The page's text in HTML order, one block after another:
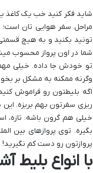
شاید فکر کنید خب یک کاغذ
مراحل سفر هوایی تان است؛
تونید بکنید و به هیچ
شما در اون پرواز محسوب
تو خودش جا داده. خیلی
وگرنه ممکنه به مشکل بر
اگه بلیطتون رو فراموش
ریزی سفرتون بهم بریزه.
خیلی هم گرون باشه. تازه،
بگیره. توی پروازهای بین
پروازتون رو دست کم نگیرید!
با انواع